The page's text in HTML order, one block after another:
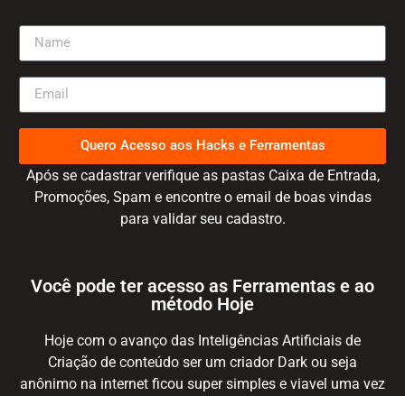
Quero Acesso aos Hacks e Ferramentas
Após se cadastrar verifique as pastas Caixa de Entrada,
Promoções, Spam e encontre o email de boas vindas
para validar seu cadastro.
Você pode ter acesso as Ferramentas e ao
método Hoje
Hoje com o avanço das Inteligências Artificiais de
Criação de conteúdo ser um criador Dark ou seja
anônimo na internet ficou super simples e viavel uma vez